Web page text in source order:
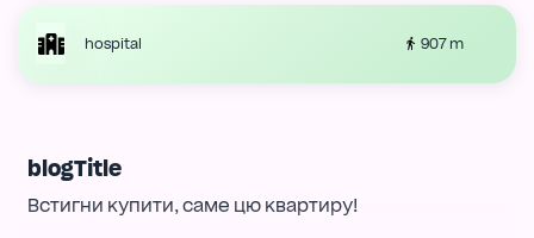
hospital 907 m
blogTitle
Встигни купити, саме цю квартиру!